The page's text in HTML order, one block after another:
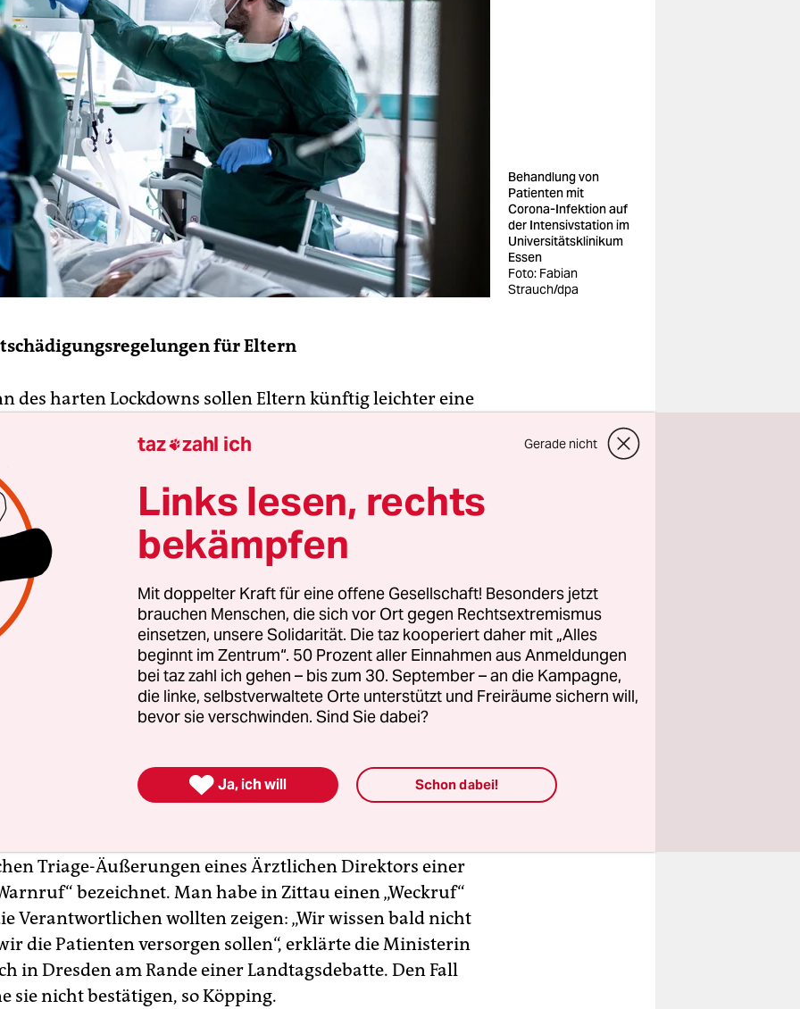
Behandlung von
Patienten mit
Corona-Infektion auf
der Intensivstation im
Universitätsklinikum
Essen
Foto: Fabian
Strauch/dpa
für Eltern
des harten Lockdowns sollen Eltern künftig leichter eine
Das Bundeskabinett billigte nach Angaben des
am Mittwoch einen Entwurf zur Änderung
der die Entschädigung auch bei Betriebs-
vorsieht. Davon werden auch Kindertagesstätten
der Sprecher des Bundesgesundheitsministeriums, Hanno
sagte. Der Sonderurlaub wird auch dann gewährt,
wegen eines angeordneten Online-Unterrichts zu Hause
Bislang wird die Entschädigung nur bei einer
der Schulen gewährt. 67 Prozent des
werden erstattet, allerdings maximal 2016 Euro im
Regelung, die Bundestag und Bundesrat noch billigen
Triage-Äußerungen – Zittau in kritischer Lage
Triage-Äußerungen eines Ärztlichen Direktors einer
bezeichnet. Man habe in Zittau einen „Weckruf“
Verantwortlichen wollten zeigen: „Wir wissen bald nicht
die Patienten versorgen sollen“, erklärte die Ministerin
in Dresden am Rande einer Landtagsdebatte. Den Fall
sie nicht bestätigen, so Köpping.
taz zahl ich Gerade nicht
Links lesen, rechts
bekämpfen
Mit doppelter Kraft für eine offene Gesellschaft! Besonders jetzt
brauchen Menschen, die sich vor Ort gegen Rechtsextremismus
einsetzen, unsere Solidarität. Die taz kooperiert daher mit „Alles
beginnt im Zentrum“. 50 Prozent aller Einnahmen aus Anmeldungen
bei taz zahl ich gehen – bis zum 30. September – an die Kampagne,
die linke, selbstverwaltete Orte unterstützt und Freiräume sichern will,
bevor sie verschwinden. Sind Sie dabei?
 Ja, ich will Schon dabei!